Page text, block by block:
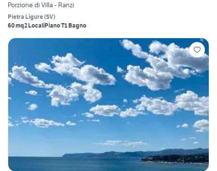
Porzione di Villa - Ranzi
Pietra Ligure(SV)
60 mq2 LocaliPiano T1 Bagno